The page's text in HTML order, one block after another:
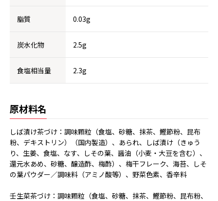
脂質 0.03g
炭水化物 2.5g
食塩相当量 2.3g
原材料名
しば漬け茶づけ：調味顆粒（食塩、砂糖、抹茶、鰹節粉、昆布
粉、デキストリン）（国内製造）、あられ、しば漬け（きゅう
り、生姜、食塩、なす、しその葉、醤油（小麦・大豆を含む）、
還元水あめ、砂糖、醸造酢、梅酢）、梅干フレーク、海苔、しそ
の葉パウダー／調味料（アミノ酸等）、野菜色素、香辛料
壬生菜茶づけ：調味顆粒（食塩、砂糖、抹茶、鰹節粉、昆布粉、